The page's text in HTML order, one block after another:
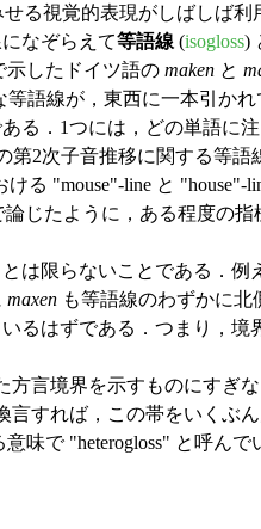
る視覚的表現がしばしば
なぞらえて等語線 (isogloss)
示したドイツ語の maken と
語線が，東西に一本引かれ
．1つには，どの単語に
2次子音推移に関する等語
る "mouse"-line と "house"-
論じたように，ある程度の
は限らないことである．例
maxen も等語線のわずかに
はずである．つまり，
言境界を示すものにすぎ
すれば，この帯をいくぶ
で "heterogloss" と呼ん